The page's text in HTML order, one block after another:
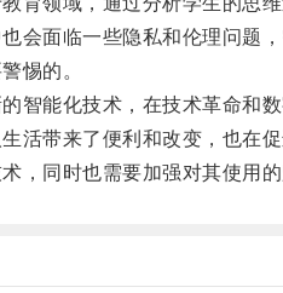
面临一些隐私和伦理问题，
惕的。
能化技术，在技术革命和数
带来了便利和改变，也在促
同时也需要加强对其使用的